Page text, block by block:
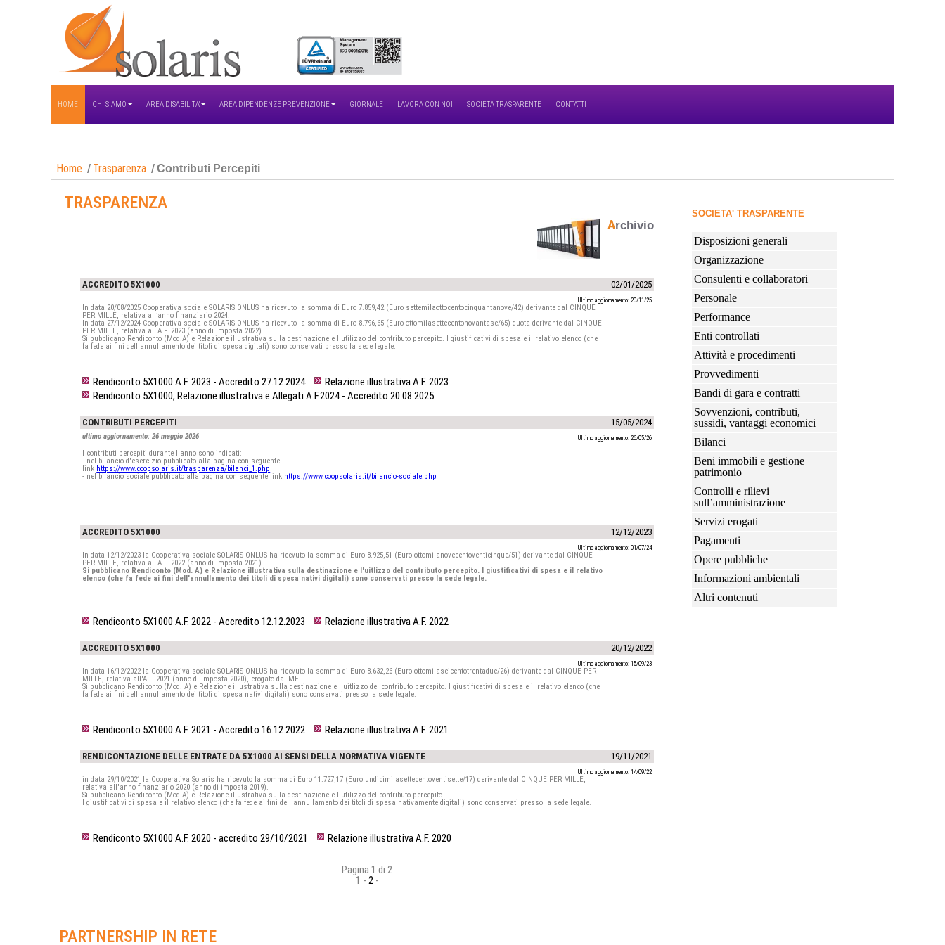
HOME CHI SIAMO AREA DISABILITA' AREA DIPENDENZE PREVENZIONE GIORNALE LAVORA CON NOI SOCIETA' TRASPARENTE CONTATTI
Home Trasparenza Contributi Percepiti
TRASPARENZA
Archivio
ACCREDITO 5X1000 02/01/2025
Ultimo aggiornamento: 20/11/25
In data 20/08/2025 Cooperativa sociale SOLARIS ONLUS ha ricevuto la somma di Euro 7.859,42 (Euro settemilaottocentocinquantanove/42) derivante dal CINQUE
PER MILLE, relativa all’anno finanziario 2024
In data 27/12/2024 Cooperativa sociale SOLARIS ONLUS ha ricevuto la somma di Euro 8.796,65 (Euro ottomilasettecentonovantase/65) quota derivante dal CINQUE
PER MILLE, relativa all'A.F. 2023 (anno di imposta 2022).
Si pubblicano Rendiconto (Mod.A) e Relazione illustrativa sulla destinazione e l'utilizzo del contributo percepito. I giustificativi di spesa e il relativo elenco (che
fa fede ai fini dell'annullamento dei titoli di spesa digitali) sono conservati presso la sede legale.
Rendiconto 5X1000 A.F. 2023 - Accredito 27.12.2024
Relazione illustrativa A.F. 2023
Rendiconto 5X1000, Relazione illustrativa e Allegati A.F.2024 - Accredito 20.08.2025
CONTRIBUTI PERCEPITI 15/05/2024
Ultimo aggiornamento: 26/05/26
ultimo aggiornamento: 26 maggio 2026
I contributi percepiti durante l'anno sono indicati:
- nel bilancio d'esercizio pubblicato alla pagina con seguente
link https://www.coopsolaris.it/trasparenza/bilanci_1.php
- nel bilancio sociale pubblicato alla pagina con seguente link https://www.coopsolaris.it/bilancio-sociale.php
ACCREDITO 5X1000 12/12/2023
Ultimo aggiornamento: 01/07/24
In data 12/12/2023 la Cooperativa sociale SOLARIS ONLUS ha ricevuto la somma di Euro 8.925,51 (Euro ottomilanovecentoventicinque/51) derivante dal CINQUE
PER MILLE, relativa all'A.F. 2022 (anno di imposta 2021).
Si pubblicano Rendiconto (Mod. A) e Relazione illustrativa sulla destinazione e l'uitlizzo del contributo percepito. I giustificativi di spesa e il relativo
elenco (che fa fede ai fini dell'annullamento dei titoli di spesa nativi digitali) sono conservati presso la sede legale.
Rendiconto 5X1000 A.F. 2022 - Accredito 12.12.2023 Relazione illustrativa A.F. 2022
ACCREDITO 5X1000 20/12/2022
Ultimo aggiornamento: 15/09/23
In data 16/12/2022 la Cooperativa sociale SOLARIS ONLUS ha ricevuto la somma di Euro 8.632,26 (Euro ottomilaseicentotrentadue/26) derivante dal CINQUE PER
MILLE, relativa all'A.F. 2021 (anno di imposta 2020), erogato dal MEF.
Si pubblicano Rendiconto (Mod. A) e Relazione illustrativa sulla destinazione e l'uitlizzo del contributo percepito. I giustificativi di spesa e il relativo elenco (che
fa fede ai fini dell'annullamento dei titoli di spesa nativi digitali) sono conservati presso la sede legale.
Rendiconto 5X1000 A.F. 2021 - Accredito 16.12.2022 Relazione illustrativa A.F. 2021
RENDICONTAZIONE DELLE ENTRATE DA 5X1000 AI SENSI DELLA NORMATIVA VIGENTE 19/11/2021
Ultimo aggiornamento: 14/09/22
in data 29/10/2021 la Cooperativa Solaris ha ricevuto la somma di Euro 11.727,17 (Euro undicimilasettecentoventisette/17) derivante dal CINQUE PER MILLE,
relativa all'anno finanziario 2020 (anno di imposta 2019).
Si pubblicano Rendiconto (Mod.A) e Relazione illustrativa sulla destinazione e l'utilizzo del contributo percepito.
I giustificativi di spesa e il relativo elenco (che fa fede ai fini dell'annullamento dei titoli di spesa nativamente digitali) sono conservati presso la sede legale.
Rendiconto 5X1000 A.F. 2020 - accredito 29/10/2021 Relazione illustrativa A.F. 2020
Pagina 1 di 2
1 - 2 -
SOCIETA' TRASPARENTE
Disposizioni generali
Organizzazione
Consulenti e collaboratori
Personale
Performance
Enti controllati
Attività e procedimenti
Provvedimenti
Bandi di gara e contratti
Sovvenzioni, contributi,
sussidi, vantaggi economici
Bilanci
Beni immobili e gestione
patrimonio
Controlli e rilievi
sull’amministrazione
Servizi erogati
Pagamenti
Opere pubbliche
Informazioni ambientali
Altri contenuti
PARTNERSHIP IN RETE